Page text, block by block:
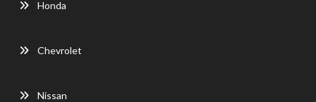
Honda
Chevrolet
Nissan